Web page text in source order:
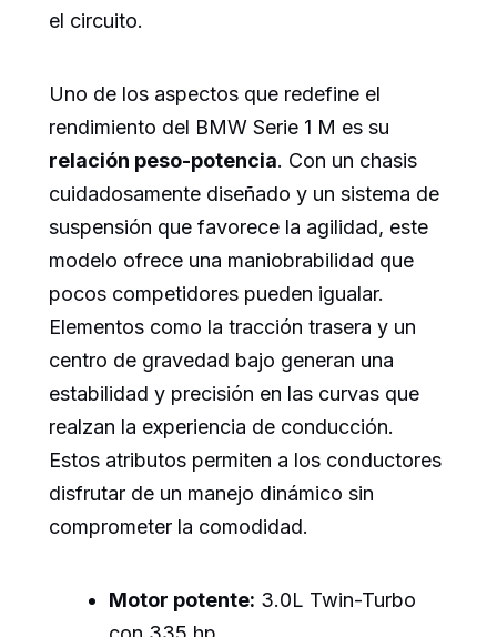
el circuito.
Uno de los aspectos que redefine el
rendimiento del BMW Serie 1 M es su
relación peso-potencia. Con un chasis
cuidadosamente diseñado y un sistema de
suspensión que favorece la agilidad, este
modelo ofrece una maniobrabilidad que
pocos competidores pueden igualar.
Elementos como la tracción trasera y un
centro de gravedad bajo generan una
estabilidad y precisión en las curvas que
realzan la experiencia de conducción.
Estos atributos permiten a los conductores
disfrutar de un manejo dinámico sin
comprometer la comodidad.
Motor potente: 3.0L Twin-Turbo